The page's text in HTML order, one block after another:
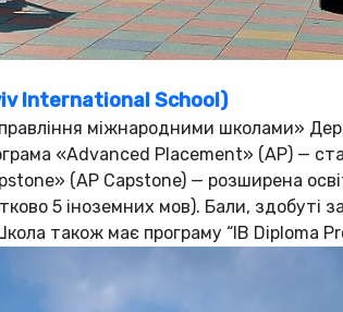
International School)
міжнародними школами»
«Advanced Placement» (AP) —
(AP Capstone) — розширена
5 іноземних мов). Бали, здобуті
також має програму “IB Diploma